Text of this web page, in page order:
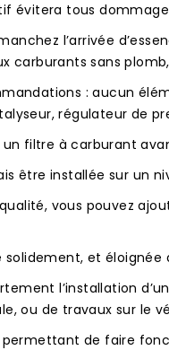
évitera tous
l’arrivée
carburants sans
: aucun
régulateur de
un filtre à carburant
être installée sur un
vous pouvez
et
l’installation
ou de travaux sur le
de faire